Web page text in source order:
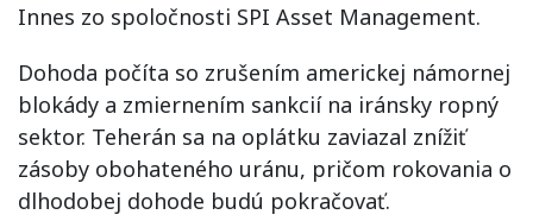
Innes zo spoločnosti SPI Asset Management.
Dohoda počíta so zrušením americkej námornej
blokády a zmiernením sankcií na iránsky ropný
sektor. Teherán sa na oplátku zaviazal znížiť
zásoby obohateného uránu, pričom rokovania o
dlhodobej dohode budú pokračovať.